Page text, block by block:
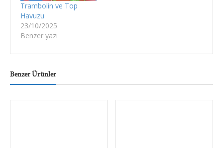
Trambolin ve Top
Havuzu
23/10/2025
Benzer yazı
Benzer Ürünler